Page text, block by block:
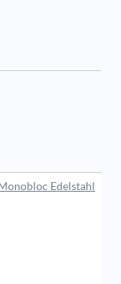
Edelstahl